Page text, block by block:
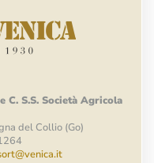
e C. S.S. Società Agricola
del Collio (Go)